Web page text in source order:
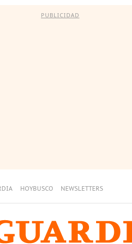
PUBLICIDAD
HOYBUSCO NEWSLETTERS